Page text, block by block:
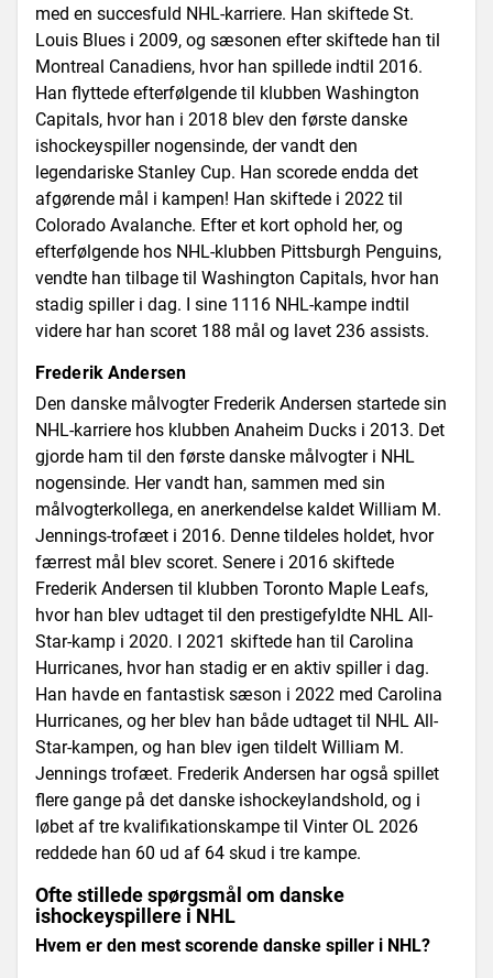
med en succesfuld NHL-karriere. Han skiftede St.
Louis Blues i 2009, og sæsonen efter skiftede han til
Montreal Canadiens, hvor han spillede indtil 2016.
Han flyttede efterfølgende til klubben Washington
Capitals, hvor han i 2018 blev den første danske
ishockeyspiller nogensinde, der vandt den
legendariske Stanley Cup. Han scorede endda det
afgørende mål i kampen! Han skiftede i 2022 til
Colorado Avalanche. Efter et kort ophold her, og
efterfølgende hos NHL-klubben Pittsburgh Penguins,
vendte han tilbage til Washington Capitals, hvor han
stadig spiller i dag. I sine 1116 NHL-kampe indtil
videre har han scoret 188 mål og lavet 236 assists.
Frederik Andersen
Den danske målvogter Frederik Andersen startede sin
NHL-karriere hos klubben Anaheim Ducks i 2013. Det
gjorde ham til den første danske målvogter i NHL
nogensinde. Her vandt han, sammen med sin
målvogterkollega, en anerkendelse kaldet William M.
Jennings-trofæet i 2016. Denne tildeles holdet, hvor
færrest mål blev scoret. Senere i 2016 skiftede
Frederik Andersen til klubben Toronto Maple Leafs,
hvor han blev udtaget til den prestigefyldte NHL All-
Star-kamp i 2020. I 2021 skiftede han til Carolina
Hurricanes, hvor han stadig er en aktiv spiller i dag.
Han havde en fantastisk sæson i 2022 med Carolina
Hurricanes, og her blev han både udtaget til NHL All-
Star-kampen, og han blev igen tildelt William M.
Jennings trofæet. Frederik Andersen har også spillet
flere gange på det danske ishockeylandshold, og i
løbet af tre kvalifikationskampe til Vinter OL 2026
reddede han 60 ud af 64 skud i tre kampe.
Ofte stillede spørgsmål om danske
ishockeyspillere i NHL
Hvem er den mest scorende danske spiller i NHL?